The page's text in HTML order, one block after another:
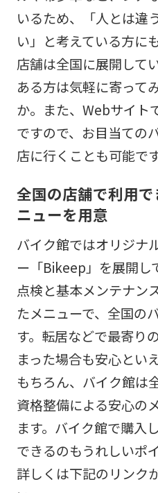
いるため、「人とは違
い」と考えている方に
店舗は全国に展開して
ある方は気軽に寄って
か。また、Webサイト
ですので、お目当ての
店に行くことも可能です
全国の店舗で利用
ニューを用意
バイク館ではオリジナ
ー「Bikeep」を展開し
点検と基本メンテナン
たメニューで、全国の
す。転居などで最寄り
まった場合も安心とい
もちろん、バイク館は
資格整備による安心の
ます。バイク館で購入
できるのもうれしいポ
詳しくは下記のリンク